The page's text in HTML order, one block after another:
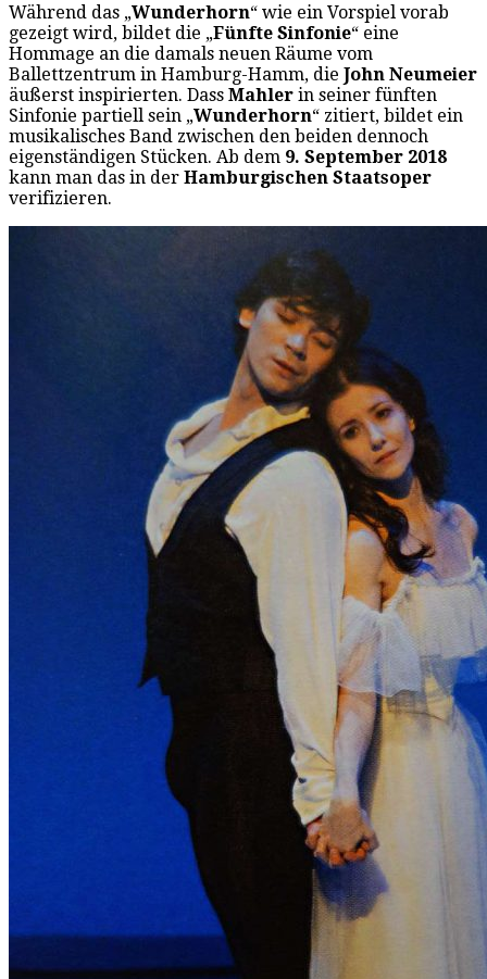
Während das „Wunderhorn“ wie ein Vorspiel vorab
gezeigt wird, bildet die „Fünfte Sinfonie“ eine
Hommage an die damals neuen Räume vom
Ballettzentrum in Hamburg-Hamm, die John Neumeier
äußerst inspirierten. Dass Mahler in seiner fünften
Sinfonie partiell sein „Wunderhorn“ zitiert, bildet ein
musikalisches Band zwischen den beiden dennoch
eigenständigen Stücken. Ab dem 9. September 2018
kann man das in der Hamburgischen Staatsoper
verifizieren.